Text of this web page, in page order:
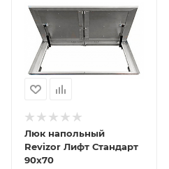
Люк напольный
Revizor Лифт Стандарт
90x70